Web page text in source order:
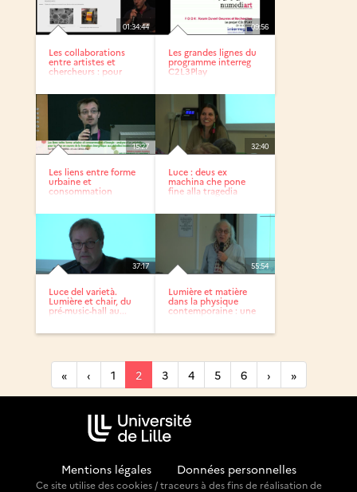
01:34:44
Les collaborations
entre artistes et
chercheurs : pour
09:56
Les grandes lignes du
programme interreg
C2L3Play
15:27
Les liens entre forme
urbaine et
consommation
32:40
Luce : deus ex
machina che pone
fine alla tragedia
37:17
Luce del varietà.
Lumière et chair, du
pré-music-hall au...
55:54
Lumière et matière
dans la physique
contemporaine : une
« ‹ 1 2 3 4 5 6 › »
Mentions légales Données personnelles
Ce site utilise des cookies / traceurs à des fins de réalisation de